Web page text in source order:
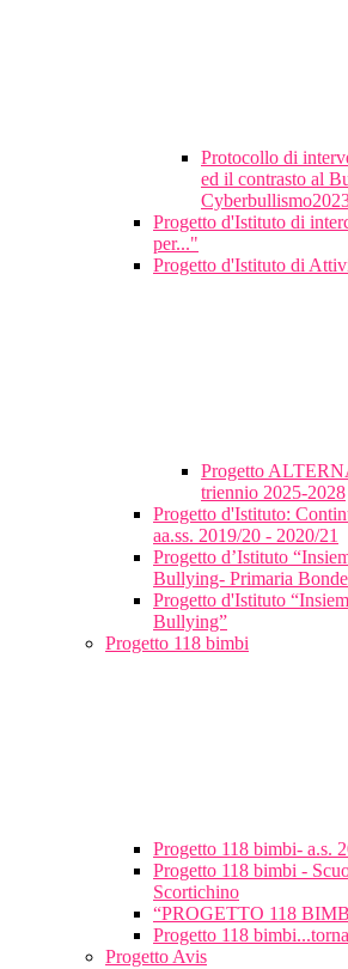
Protocollo di
ed il contrasto al
Progetto d'Istituto di
per..."
Progetto d'Istituto di
Progetto
triennio 2025-2028
Progetto d'Istituto:
aa.ss. 2019/20 - 2020/21
Progetto d’Istituto
Bullying- Primaria
Progetto d'Istituto
Bullying”
Progetto 118 bimbi
Progetto 118 bimbi- a.s.
Progetto 118 bimbi -
Scortichino
“PROGETTO 118
Progetto 118
Progetto Avis